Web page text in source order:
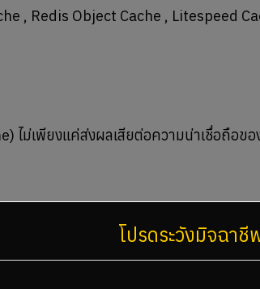
, Redis Object Cache , Litespeed
ไม่เพียงแค่ส่งผลเสียต่อความน่าเชื่อถือข
อย่างน้อย 99.9% และมีระบบสำรองข้อมู
โปรดระวังมิจฉาชี